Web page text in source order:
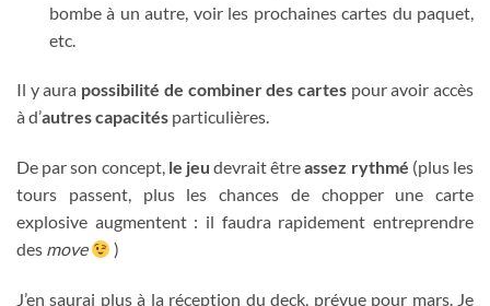
bombe à un autre, voir les prochaines cartes du paquet,
etc.
Il y aura possibilité de combiner des cartespour avoir accès
à d’autres capacités particulières.
De par son concept, le jeu devrait êtreassez rythmé (plus les
tours passent, plus les chances de chopper une carte
explosive augmentent : il faudra rapidement entreprendre
des move )
J’en saurai plus à la réception du deck, prévue pour mars. Je